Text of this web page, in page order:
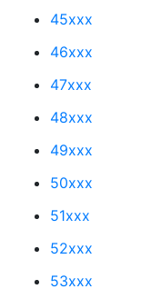
45xxx
46xxx
47xxx
48xxx
49xxx
50xxx
51xxx
52xxx
53xxx